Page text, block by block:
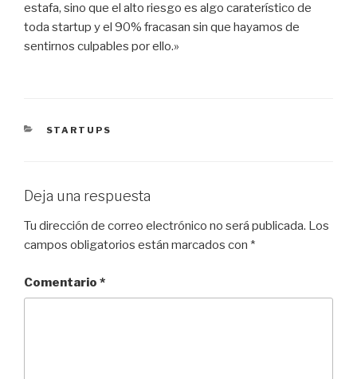
estafa, sino que el alto riesgo es algo caraterístico de
toda startup y el 90% fracasan sin que hayamos de
sentirnos culpables por ello.»
CATEGORÍAS
STARTUPS
Deja una respuesta
Tu dirección de correo electrónico no será publicada. Los
campos obligatorios están marcados con *
Comentario *